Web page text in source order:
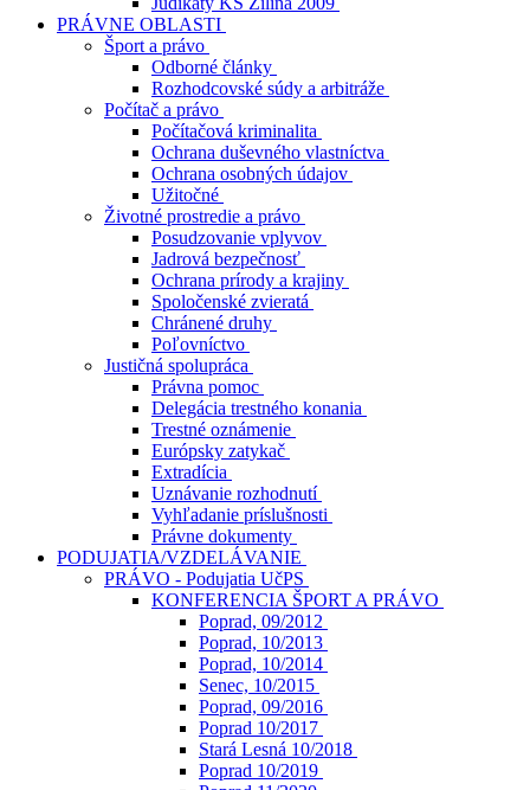
PRÁVNE OBLASTI
Šport a právo
Odborné články
Rozhodcovské súdy a arbitráže
Počítač a právo
Počítačová kriminalita
Ochrana duševného vlastníctva
Ochrana osobných údajov
Užitočné
Životné prostredie a právo
Posudzovanie vplyvov
Jadrová bezpečnosť
Ochrana prírody a krajiny
Spoločenské zvieratá
Chránené druhy
Poľovníctvo
Justičná spolupráca
Právna pomoc
Delegácia trestného konania
Trestné oznámenie
Európsky zatykač
Extradícia
Uznávanie rozhodnutí
Vyhľadanie príslušnosti
Právne dokumenty
PODUJATIA/VZDELÁVANIE
PRÁVO - Podujatia UčPS
KONFERENCIA ŠPORT A PRÁVO
Poprad, 09/2012
Poprad, 10/2013
Poprad, 10/2014
Senec, 10/2015
Poprad, 09/2016
Poprad 10/2017
Stará Lesná 10/2018
Poprad 10/2019